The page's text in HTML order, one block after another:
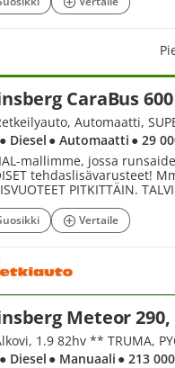
● Diesel ● Automaatti ● 29
mallimme, jossa
tehdaslisävarusteet!
PITKITTÄIN.
Vertaile
Meteor 290,
● Diesel ● Manuaali ● 213